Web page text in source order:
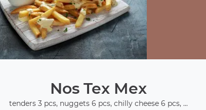
Nos Tex Mex
tenders 3 pcs, nuggets 6 pcs, chilly cheese 6 pcs, ...